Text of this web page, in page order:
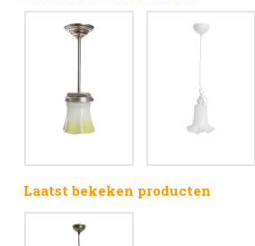
Laatst bekeken producten